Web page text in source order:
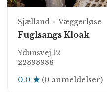
Sjælland Væggerløse
Fuglsangs Kloak
Ydunsvej 12
22393988
0.0 (0 anmeldelser)